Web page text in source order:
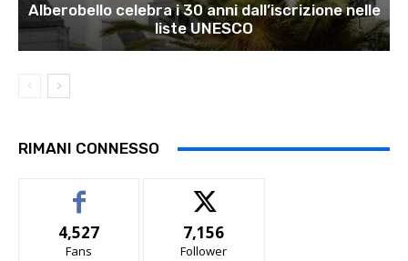
Alberobello celebra i 30 anni dall’iscrizione nelle
liste UNESCO
RIMANI CONNESSO
4,527
Fans
7,156
Follower